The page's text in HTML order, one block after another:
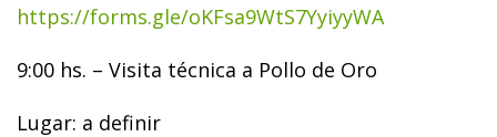
https://forms.gle/oKFsa9WtS7YyiyyWA
9:00 hs. – Visita técnica a Pollo de Oro
Lugar: a definir